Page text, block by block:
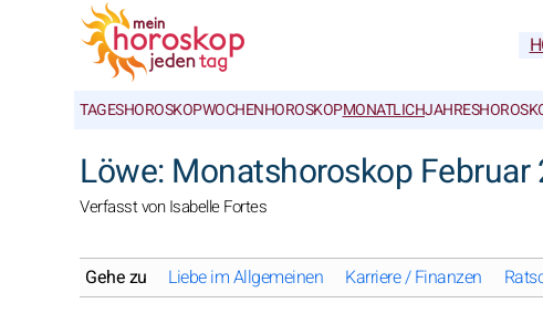
TAGESHOROSKOPWOCHENHOROSKOPMONATLICH
Löwe: Monatshoroskop Februar
Verfasst von Isabelle Fortes
Gehe zu Liebe im Allgemeinen Karriere / Finanzen